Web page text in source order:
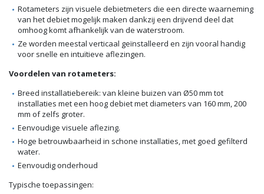
Rotameters zijn visuele debietmeters die een directe waarneming
van het debiet mogelijk maken dankzij een drijvend deel dat
omhoog komt afhankelijk van de waterstroom.
Ze worden meestal verticaal geïnstalleerd en zijn vooral handig
voor snelle en intuïtieve aflezingen.
Voordelen van rotameters:
Breed installatiebereik: van kleine buizen van Ø50 mm tot
installaties met een hoog debiet met diameters van 160 mm, 200
mm of zelfs groter.
Eenvoudige visuele aflezing.
Hoge betrouwbaarheid in schone installaties, met goed gefilterd
water.
Eenvoudig onderhoud
Typische toepassingen: